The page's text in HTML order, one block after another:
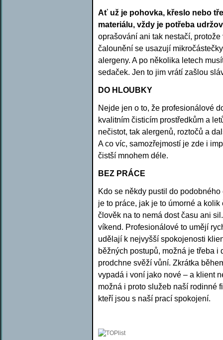
Ať už je pohovka, křeslo nebo
materiálu, vždy je potřeba
oprašování ani tak nestačí,
čalounění se usazují
alergeny. A po několika letech
sedaček. Jen to jim vrátí zašlou
DO HLOUBKY
Nejde jen o to, že profesionálové
kvalitním čisticím prostředkům a
nečistot, tak alergenů, roztočů a
A co víc, samozřejmostí je zde i
čistší mnohem déle.
BEZ PRÁCE
Kdo se někdy pustil do
je to práce, jak je to úmorné a
člověk na to nemá dost času ani
víkend. Profesionálové to umějí
udělají k nejvyšší spokojenosti
běžných postupů, možná je třeba i
prodchne svěží vůní. Zkrátka
vypadá i voní jako nové – a klient
možná i proto služeb naší rodinné
kteří jsou s naší prací spokojení.